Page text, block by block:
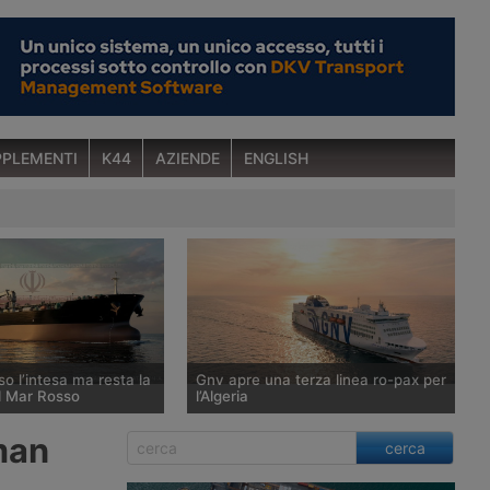
K44 AZIENDE ENGLISH
l’intesa ma resta la
Rosso
con Teheran e
Gnv apre una terza linea ro-pax per
l’Algeria
Dopo l’ingresso nel mercato algerino
nel 2025, Grandi Navi Veloci rafforza
cerca